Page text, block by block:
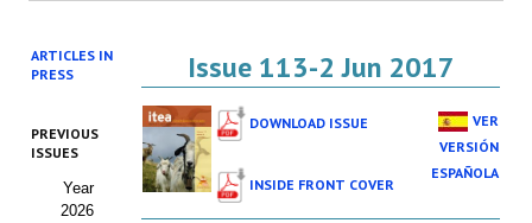
Asociación AIDA
Cincuentenario AIDA
Organigrama
ARTICLES IN
PRESS
PREVIOUS
ISSUES
Year
2026
Issue 113-2 Jun 2017
DOWNLOAD ISSUE
INSIDE FRONT COVER
VER
VERSIÓN
ESPAÑOLA